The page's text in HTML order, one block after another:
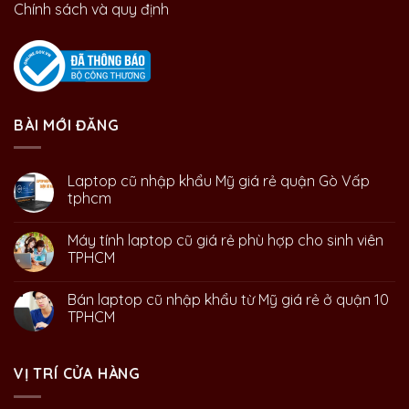
Chính sách và quy định
BÀI MỚI ĐĂNG
Laptop cũ nhập khẩu Mỹ giá rẻ quận Gò Vấp
tphcm
Máy tính laptop cũ giá rẻ phù hợp cho sinh viên
TPHCM
Bán laptop cũ nhập khẩu từ Mỹ giá rẻ ở quận 10
TPHCM
VỊ TRÍ CỬA HÀNG